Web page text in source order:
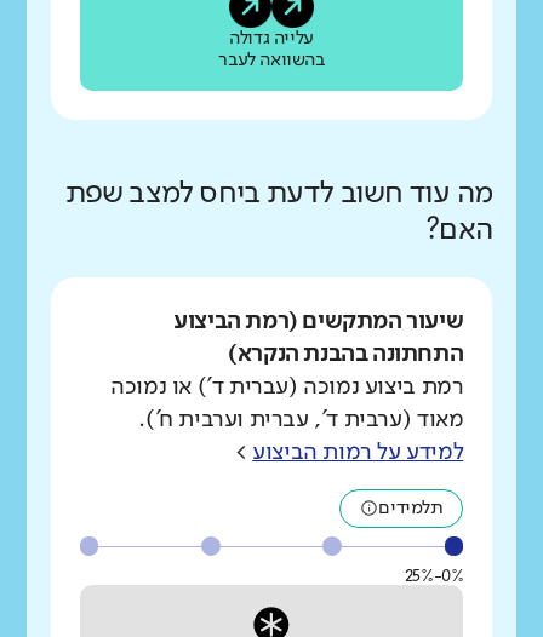
עלייה גדולה
בהשוואה לעבר
מה עוד חשוב לדעת ביחס למצב שפת
האם?
שיעור המתקשים (רמת הביצוע
התחתונה בהבנת הנקרא)
רמת ביצוע נמוכה (עברית ד') או נמוכה
מאוד (ערבית ד', עברית וערבית ח').
למידע על רמות הביצוע >
תלמידים
0%-25%